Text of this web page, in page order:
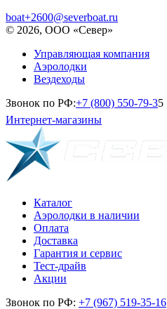
boat+2600@severboat.ru
© 2026, ООО «Север»
Управляющая компания
Аэролодки
Вездеходы
Звонок по РФ:+7 (800) 550-79-35
Интернет-магазины
Каталог
Аэролодки в наличии
Оплата
Доставка
Гарантия и сервис
Тест-драйв
Акции
Звонок по РФ: +7 (967) 519-35-16